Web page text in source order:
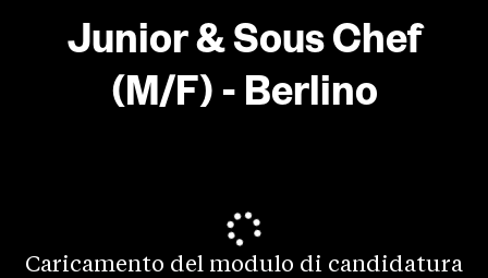
Junior & Sous Chef
(M/F) - Berlino
Caricamento del modulo di candidatura